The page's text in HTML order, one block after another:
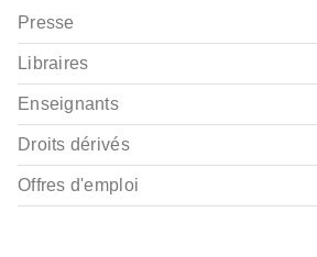
Presse
Libraires
Enseignants
Droits dérivés
Offres d'emploi